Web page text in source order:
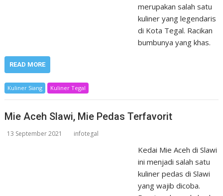
merupakan salah satu
kuliner yang legendaris
di Kota Tegal. Racikan
bumbunya yang khas.
READ MORE
Kuliner Siang Kuliner Tegal
Mie Aceh Slawi, Mie Pedas Terfavorit
13 September 2021 infotegal
Kedai Mie Aceh di Slawi
ini menjadi salah satu
kuliner pedas di Slawi
yang wajib dicoba.